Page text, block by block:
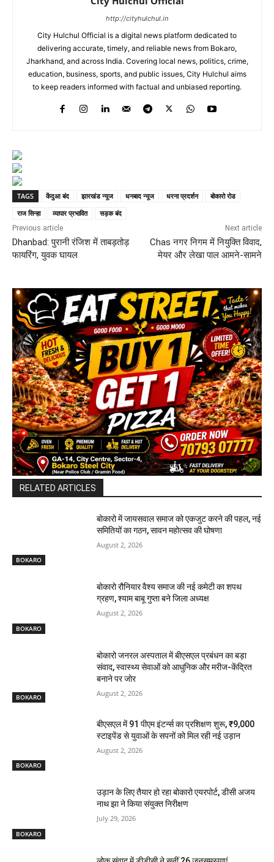
http://cityhulchul.in
City Hulchul Official is a digital news platform dedicated to
delivering accurate, timely, and reliable news from Bokaro,
Jharkhand, and across India. Covering local news, politics, crime,
education, business, sports, and public issues, City Hulchul aims
to keep readers informed with factual and unbiased reporting.
TAGS केंदुआ बंद झारखंड न्यूज धनबाद न्यूज धरना प्रदर्शन
बोकारो रोड
राज सिन्हा
व्यापार प्रभावित सड़क बंद
Previous article
Dhanbad: पुरानी रंजिश में ताबड़तोड़
फायरिंग, युवक घायल
Next article
Chas नगर निगम में नियुक्ति विवाद,
मेयर और लेखा पाल आमने-सामने
RELATED ARTICLES
BOKARO
बोकारो में जायसवाल समाज को एकजुट करने की पहल, नई
समितियों का गठन, सावन महोत्सव की घोषणा
August 2, 2026
BOKARO
बोकारो रौनियार वैश्य समाज की नई कमेटी का शपथ
ग्रहण, श्याम बाबू गुप्ता बने जिला अध्यक्ष
August 2, 2026
BOKARO
बोकारो जनरल अस्पताल में बीएसएल प्रबंधन का बड़ा
संवाद, स्वास्थ्य सेवाओं को आधुनिक और मरीज-केंद्रित
बनाने पर जोर
August 2, 2026
BOKARO
बीएसएल में 91 पीएम इंटर्न्स का प्रशिक्षण शुरू, ₹9,000
स्टाइपेंड से युवाओं के सपनों को मिल रही नई उड़ान
August 2, 2026
BOKARO
उड़ान के लिए तैयार हो रहा बोकारो एयरपोर्ट, डीसी अजय
नाथ झा ने किया संयुक्त निरीक्षण
July 29, 2026